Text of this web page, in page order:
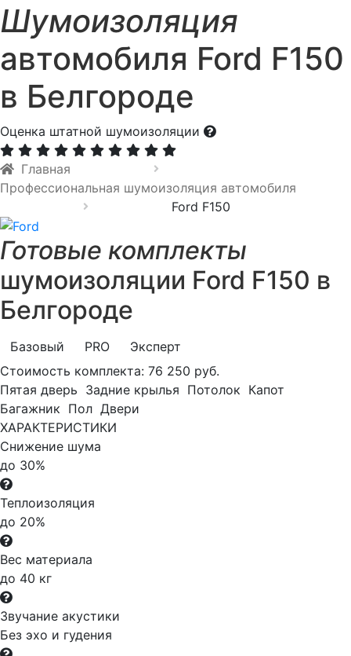
Шумоизоляция
автомобиля Ford F150
в Белгороде
Оценка штатной шумоизоляции
Главная
Профессиональная шумоизоляция автомобиля
Ford F150
Готовые комплекты
шумоизоляции Ford F150 в
Белгороде
Базовый PRO
Эксперт
Стоимость комплекта: 76 250 руб.
Пятая дверь Задние крылья Потолок Капот
Багажник Пол Двери
ХАРАКТЕРИСТИКИ
Снижение шума
до 30%
Теплоизоляция
до 20%
Вес материала
до 40 кг
Звучание акустики
Без эхо и гудения